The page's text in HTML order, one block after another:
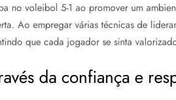
no voleibol 5-1 ao promover um
Ao empregar várias técnicas de
que cada jogador se sinta
da confiança e